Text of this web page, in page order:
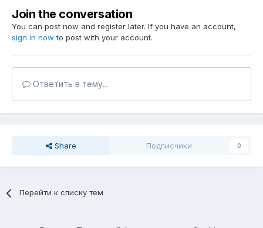
Join the conversation
You can post now and register later. If you have an account,
sign in now to post with your account.
Ответить в тему...
Share Подписчики 0
Перейти к списку тем